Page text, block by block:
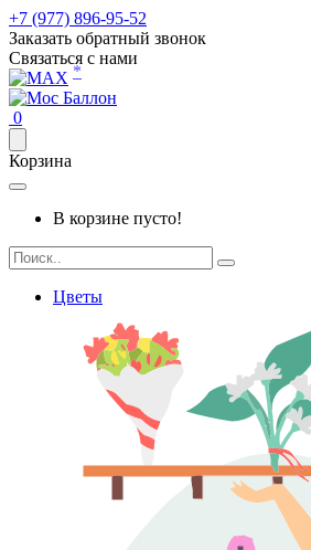
+7 (977) 896-95-52
Заказать обратный звонок
Связаться с нами
*
0
Корзина
В корзине пусто!
Цветы